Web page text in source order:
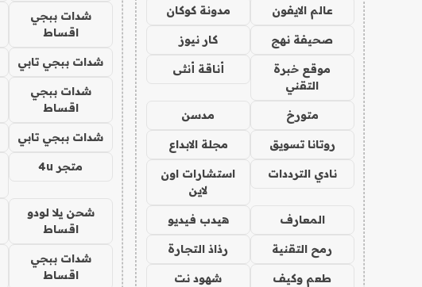
عالم الايفون مدونة كوكان
صحيفة نهج كار نيوز
موقع خبرة
التقني
أناقة أنثى
متورخ مدسن
روتانا تسويق مجلة الابداع
نادي الترددات
استشارات اون
لاين
المعارف هيدب فيديو
رمح التقنية رذاذ التجارة
طعم وكيف شهود نت
شدات ببجي
اقساط
شدات ببجي تابي
شدات ببجي
اقساط
شدات ببجي تابي
متجر 4u
شحن يلا لودو
اقساط
شدات ببجي
اقساط